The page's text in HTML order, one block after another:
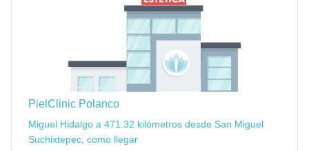
PielClinic Polanco
Miguel Hidalgo a 471.32 kilómetros desde San Miguel
Suchixtepec, como llegar